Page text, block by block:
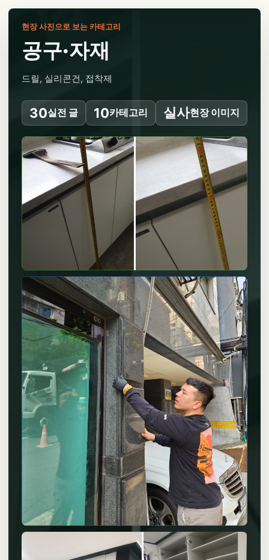
현장 사진으로 보는 카테고리
공구·자재
드릴, 실리콘건, 접착제
30실전 글 10카테고리 실사현장 이미지